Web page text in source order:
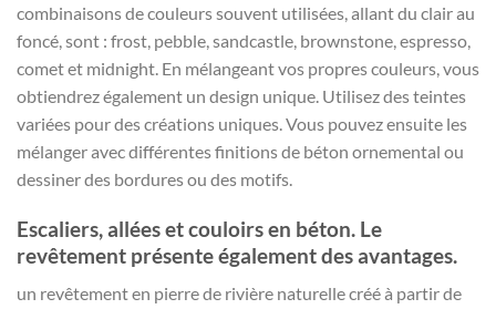
combinaisons de couleurs souvent utilisées, allant du clair au
foncé, sont : frost, pebble, sandcastle, brownstone, espresso,
comet et midnight. En mélangeant vos propres couleurs, vous
obtiendrez également un design unique. Utilisez des teintes
variées pour des créations uniques. Vous pouvez ensuite les
mélanger avec différentes finitions de béton ornemental ou
dessiner des bordures ou des motifs.
Escaliers, allées et couloirs en béton. Le
revêtement présente également des avantages.
un revêtement en pierre de rivière naturelle créé à partir de